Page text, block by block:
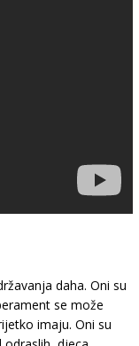
daha. Oni su
se može
imaju. Oni su